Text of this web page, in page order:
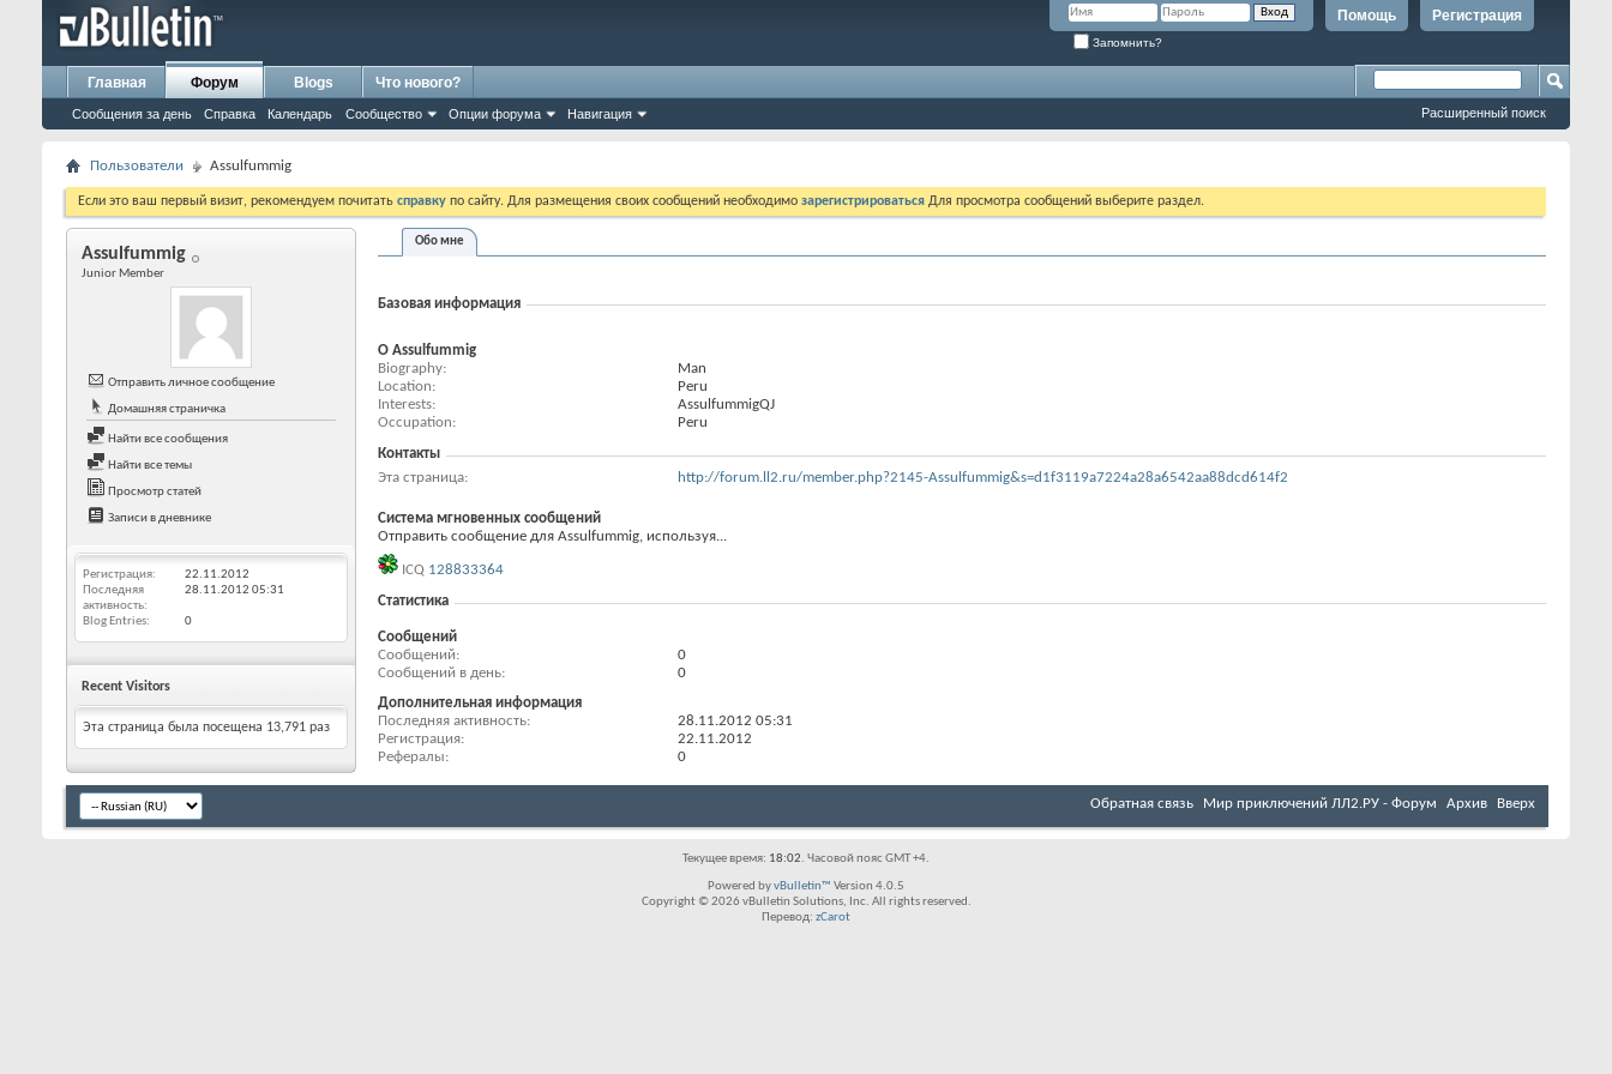
Регистрация
Помощь
Запомнить?
Главная Форум
Сообщения за день Справка Календарь Сообщество Опции форума Навигация
Blogs Что нового?
Расширенный поиск
Пользователи Assulfummig
Если это ваш первый визит, рекомендуем почитать справку по сайту. Для размещения своих сообщений необходимо зарегистрироваться Для просмотра сообщений выберите раздел.
Assulfummig
Junior Member
Отправить личное сообщение
Домашняя страничка
Найти все сообщения
Найти все темы
Просмотр статей
Записи в дневнике
Регистрация
22.11.2012
Последняя
активность
28.11.2012 05:31
Blog Entries 0
Recent Visitors
Эта страница была посещена 13,791 раз
Обо мне
Базовая информация
О Assulfummig
Biography
Man
Location
Peru
Interests
AssulfummigQJ
Occupation
Peru
Контакты
Эта страница
http://forum.ll2.ru/member.php?2145-Assulfummig&s=d1f3119a7224a28a6542aa88dcd614f2
Система мгновенных сообщений
Отправить сообщение для Assulfummig, используя...
ICQ 128833364
Статистика
Сообщений
Сообщений
0
Сообщений в день
0
Дополнительная информация
Последняя активность
28.11.2012 05:31
Регистрация
22.11.2012
Рефералы
0
Обратная связь Мир приключений ЛЛ2.РУ - Форум Архив Вверх
Текущее время: 18:02. Часовой пояс GMT +4.
Powered byvBulletin™ Version 4.0.5
Copyright © 2026 vBulletin Solutions, Inc. All rights reserved.
Перевод: zCarot